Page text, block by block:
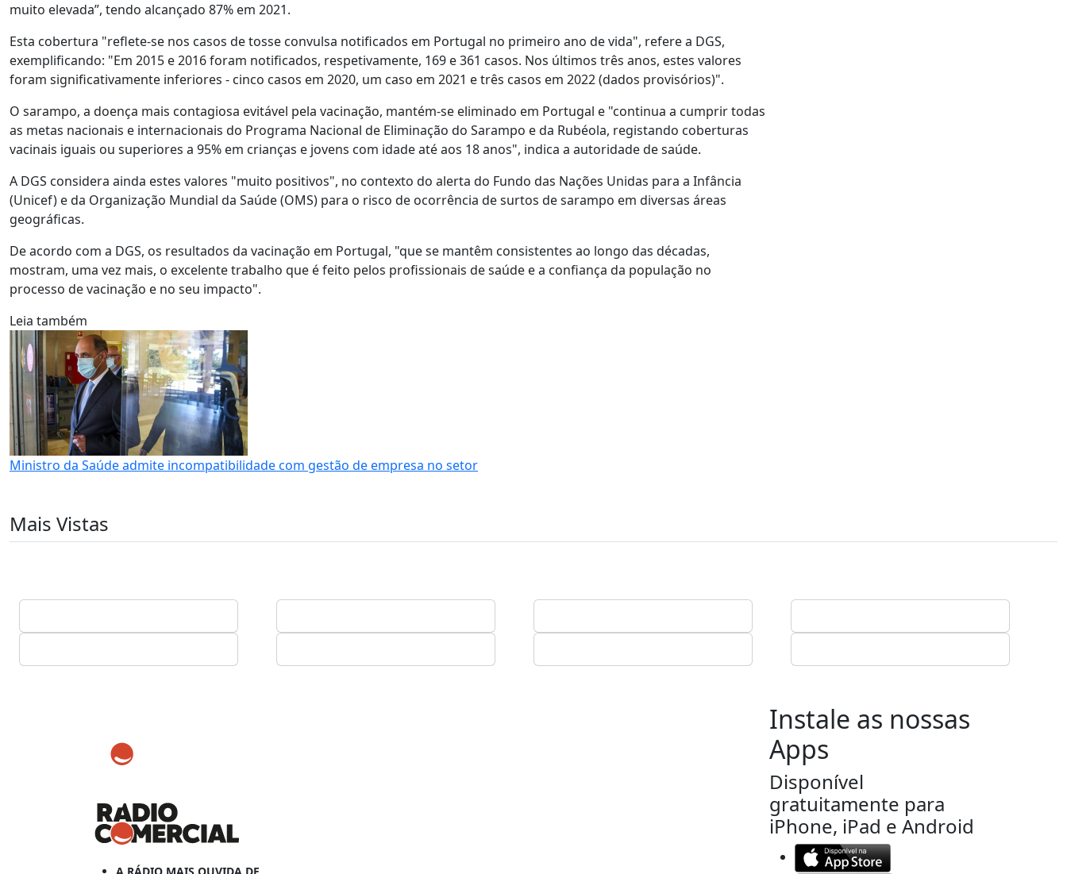
muito elevada”, tendo alcançado 87% em 2021.
Esta cobertura "reflete-se nos casos de tosse convulsa notificados em Portugal no primeiro ano de vida", refere a DGS,
exemplificando: "Em 2015 e 2016 foram notificados, respetivamente, 169 e 361 casos. Nos últimos três anos, estes valores
foram significativamente inferiores - cinco casos em 2020, um caso em 2021 e três casos em 2022 (dados provisórios)".
O sarampo, a doença mais contagiosa evitável pela vacinação, mantém-se eliminado em Portugal e "continua a cumprir todas
as metas nacionais e internacionais do Programa Nacional de Eliminação do Sarampo e da Rubéola, registando coberturas
vacinais iguais ou superiores a 95% em crianças e jovens com idade até aos 18 anos", indica a autoridade de saúde.
A DGS considera ainda estes valores "muito positivos", no contexto do alerta do Fundo das Nações Unidas para a Infância
(Unicef) e da Organização Mundial da Saúde (OMS) para o risco de ocorrência de surtos de sarampo em diversas áreas
geográficas.
De acordo com a DGS, os resultados da vacinação em Portugal, "que se mantêm consistentes ao longo das décadas,
mostram, uma vez mais, o excelente trabalho que é feito pelos profissionais de saúde e a confiança da população no
processo de vacinação e no seu impacto".
Leia também
Ministro da Saúde admite incompatibilidade com gestão de empresa no setor
Mais Vistas
Instale as nossas
Apps
Disponível
gratuitamente para
iPhone, iPad e Android